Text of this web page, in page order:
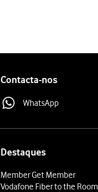
Contacta-nos
WhatsApp
Destaques
Member Get Member
Vodafone Fiber to the Room